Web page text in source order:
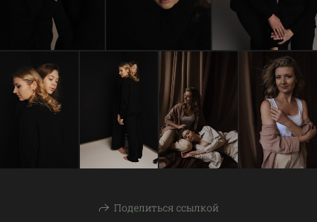
Поделиться ссылкой